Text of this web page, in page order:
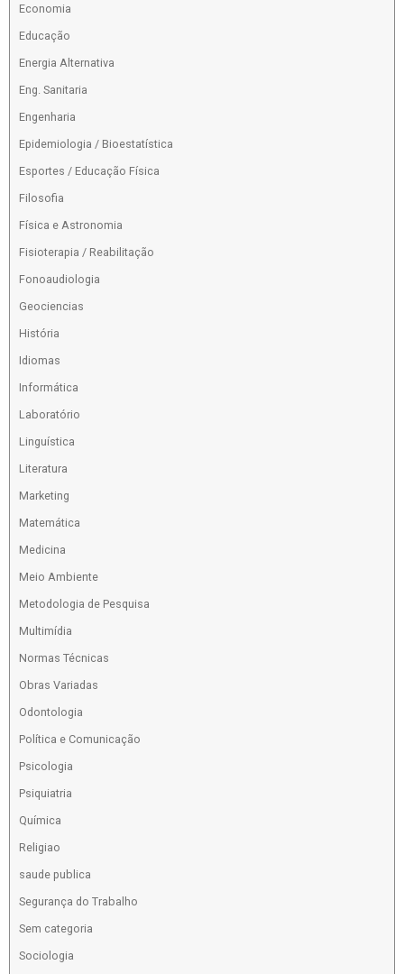
Economia
Educação
Energia Alternativa
Eng. Sanitaria
Engenharia
Epidemiologia / Bioestatística
Esportes / Educação Física
Filosofia
Física e Astronomia
Fisioterapia / Reabilitação
Fonoaudiologia
Geociencias
História
Idiomas
Informática
Laboratório
Linguística
Literatura
Marketing
Matemática
Medicina
Meio Ambiente
Metodologia de Pesquisa
Multimídia
Normas Técnicas
Obras Variadas
Odontologia
Política e Comunicação
Psicologia
Psiquiatria
Química
Religiao
saude publica
Segurança do Trabalho
Sem categoria
Sociologia